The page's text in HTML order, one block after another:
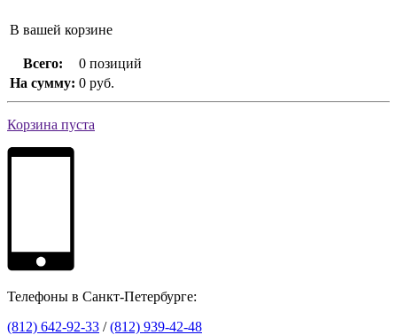
В вашей корзине
Всего:
0 позиций
На сумму: 0 руб.
Корзина пуста
Телефоны в Санкт-Петербурге:
(812) 642-92-33 /(812) 939-42-48